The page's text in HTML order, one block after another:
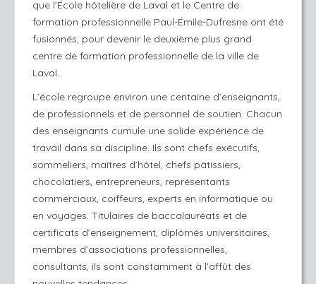
que l’École hôtelière de Laval et le Centre de
formation professionnelle Paul-Émile-Dufresne ont été
fusionnés, pour devenir le deuxième plus grand
centre de formation professionnelle de la ville de
Laval.
L’école regroupe environ une centaine d’enseignants,
de professionnels et de personnel de soutien. Chacun
des enseignants cumule une solide expérience de
travail dans sa discipline. Ils sont chefs exécutifs,
sommeliers, maîtres d’hôtel, chefs pâtissiers,
chocolatiers, entrepreneurs, représentants
commerciaux, coiffeurs, experts en informatique ou
en voyages. Titulaires de baccalauréats et de
certificats d’enseignement, diplômés universitaires,
membres d’associations professionnelles,
consultants, ils sont constamment à l’affût des